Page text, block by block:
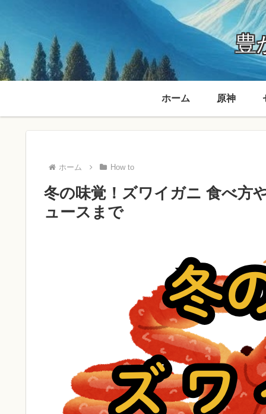
豊
ホーム 原神
ホーム How to
冬の味覚！ズワイガニ 食べ方
ュースまで